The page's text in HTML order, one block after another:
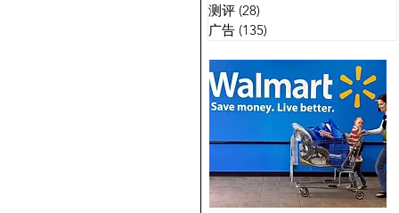
测评 (28)
广告 (135)